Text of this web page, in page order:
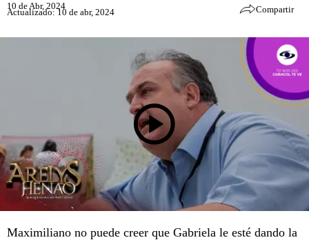
10 de Abr, 2024
Actualizado: 10 de abr, 2024 Compartir
Maximiliano no puede creer que Gabriela le esté dando la